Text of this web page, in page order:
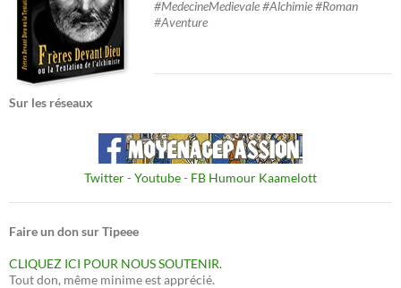
#MedecineMedievale #Alchimie #Roman
#Aventure
Sur les réseaux
Twitter- Youtube- FB Humour Kaamelott
Faire un don sur Tipeee
CLIQUEZ ICI POUR NOUS SOUTENIR.
Tout don, même minime est apprécié.